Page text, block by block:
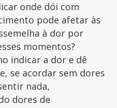
onde dói com
pode afetar às
à dor por
momentos?
indicar a dor e dê
se acordar sem dores
nada,
dores de